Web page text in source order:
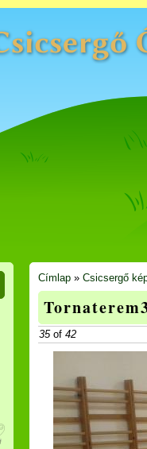
Címlap » Csicsergő
35of 42